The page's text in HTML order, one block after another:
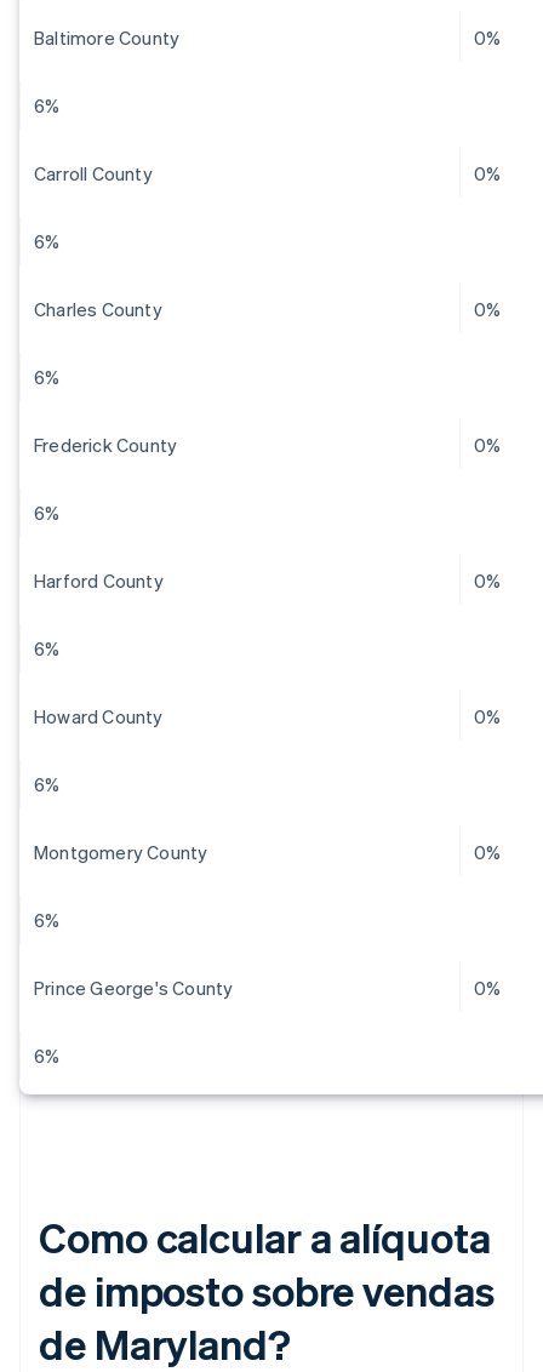
Baltimore County 0%
6%
Carroll County 0%
6%
Charles County 0%
6%
Frederick County 0%
6%
Harford County 0%
6%
Howard County 0%
6%
Montgomery County 0%
6%
Prince George's County 0%
6%
Como calcular a alíquota
de imposto sobre vendas
de Maryland?